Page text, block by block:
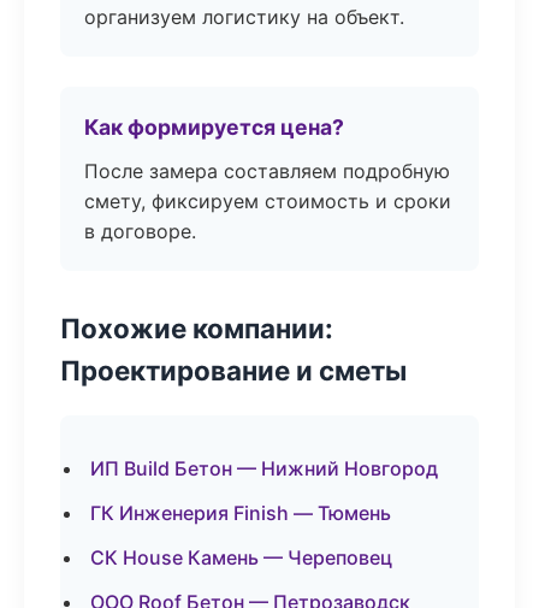
организуем логистику на объект.
Как формируется цена?
После замера составляем подробную
смету, фиксируем стоимость и сроки
в договоре.
Похожие компании:
Проектирование и сметы
ИП Build Бетон — Нижний Новгород
ГК Инженерия Finish — Тюмень
СК House Камень — Череповец
ООО Roof Бетон — Петрозаводск